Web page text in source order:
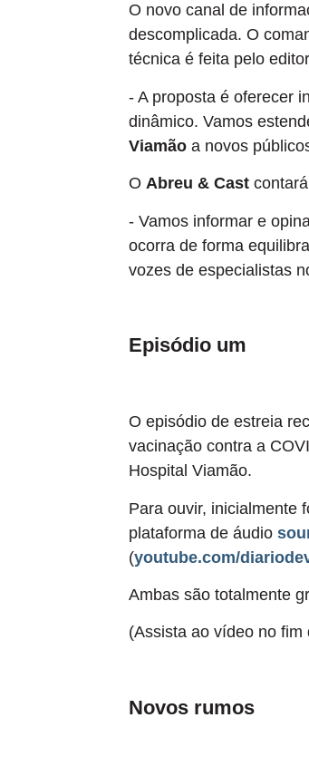
O novo canal de
descomplicada. O
técnica é feita pelo
- A proposta é oferecer
dinâmico. Vamos
Viamão a novos
O Abreu & Cast
- Vamos informar e
ocorra de forma
vozes de especialistas
Episódio um
O episódio de estreia
vacinação contra a
Hospital Viamão.
Para ouvir, inicialmente
plataforma de áudio
(youtube.com/
Ambas são totalmente
(Assista ao vídeo no
Novos rumos